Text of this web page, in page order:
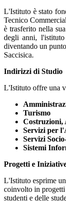
L'Istituto è stato
Tecnico
è trasferito nella
degli anni,
diventando un
Saccisica.
Indirizzi di Studio
L'Istituto offre una
Turismo
Costruzioni,
Servizi per
Servizi
Sistemi
Progetti e
L'Istituto esprime
coinvolto in progetti
studenti e delle